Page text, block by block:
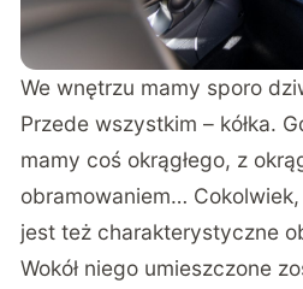
We wnętrzu mamy sporo
Przede wszystkim – kółka.
mamy coś okrągłego, z
obramowaniem… Cokolwiek,
jest też charakterystyczne
Wokół niego umieszczone